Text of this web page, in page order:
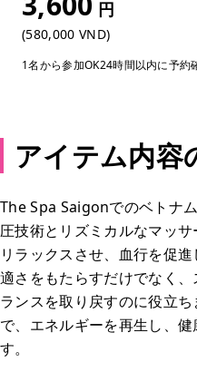
円
(580,000 VND)
1名から参加OK24時間以内に予約
アイテム内容
The Spa Saigonでのベトナ
圧技術とリズミカルなマッ
リラックスさせ、血行を促
適さをもたらすだけでなく
ランスを取り戻すのに役立
で、エネルギーを再生し、
す。